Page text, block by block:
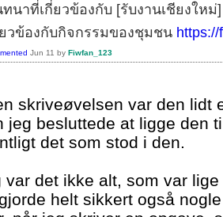
นาที่เกี่ยวข้องกับ [รับงานเชียงให
วข้องกับกิจกรรมของชุมชน https://
Jun 11 by Fiwfan_123
skriveøvelsen var den lidt
jeg besluttede at ligge den
det som stod i den.
var det ikke alt, som var
helt sikkert også